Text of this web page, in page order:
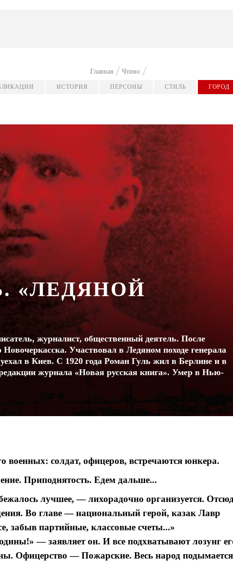
Главная Чтиво
ИСТОРИЯ ПЕРСОНЫ СТИЛЬ ГОРОД
«ЛЕДЯНОЙ
журналист, общественный деятель. После
Участвовал в Ледяном походе генерала
в Киев. С 1920 года Роман Гуль жил в Берлине и в
редакции журнала «Новая русская книга». Умер в Нью-
солдат, офицеров, встречаются юнкера.
Приподнятость. Едем дальше...
лучшее, — лихорадочно организуется.
Во главе — национальный герой, казак Лавр
забыв партийные, классовые счеты...»
— заявляет он. И все подхватывают лозунг
Офицерство — Пожарские. Весь народ